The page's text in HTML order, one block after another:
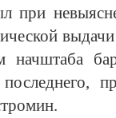
при
начштаба
последнего,